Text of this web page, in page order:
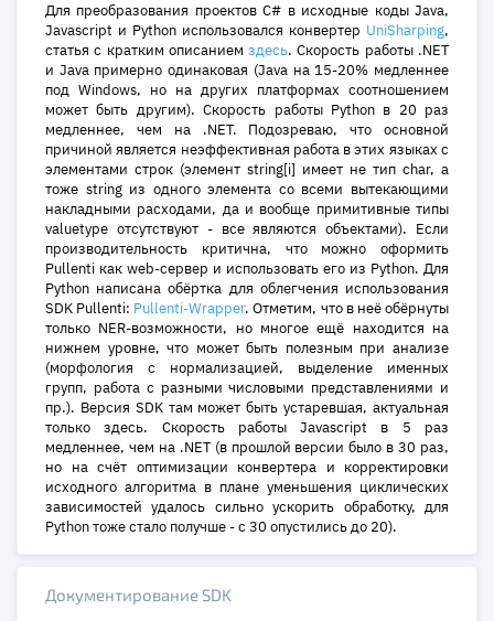
Для преобразования проектов C# в исходные коды Java,
Javascript и Python использовался конвертер UniSharping,
статья с кратким описаниемздесь. Скорость работы .NET
и Java примерно одинаковая (Java на 15-20% медленнее
под Windows, но на других платформах соотношением
может быть другим). Скорость работы Python в 20 раз
медленнее, чем на .NET. Подозреваю, что основной
причиной является неэффективная работа в этих языках с
элементами строк (элемент string[i] имеет не тип char, а
тоже string из одного элемента со всеми вытекающими
накладными расходами, да и вообще примитивные типы
valuetype отсутствуют - все являются объектами). Если
производительность критична, что можно оформить
Pullenti как web-сервер и использовать его из Python. Для
Python написана обёртка для облегчения использования
SDK Pullenti: Pullenti-Wrapper. Отметим, что в неё обёрнуты
только NER-возможности, но многое ещё находится на
нижнем уровне, что может быть полезным при анализе
(морфология с нормализацией, выделение именных
групп, работа с разными числовыми представлениями и
пр.). Версия SDK там может быть устаревшая, актуальная
только здесь. Скорость работы Javascript в 5 раз
медленнее, чем на .NET (в прошлой версии было в 30 раз,
но на счёт оптимизации конвертера и корректировки
исходного алгоритма в плане уменьшения циклических
зависимостей удалось сильно ускорить обработку, для
Python тоже стало получше - с 30 опустились до 20).
Документирование SDK